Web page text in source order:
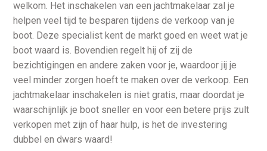
welkom. Het inschakelen van een jachtmakelaar zal je
helpen veel tijd te besparen tijdens de verkoop van je
boot. Deze specialist kent de markt goed en weet wat je
boot waard is. Bovendien regelt hij of zij de
bezichtigingen en andere zaken voor je, waardoor jij je
veel minder zorgen hoeft te maken over de verkoop. Een
jachtmakelaar inschakelen is niet gratis, maar doordat je
waarschijnlijk je boot sneller en voor een betere prijs zult
verkopen met zijn of haar hulp, is het de investering
dubbel en dwars waard!